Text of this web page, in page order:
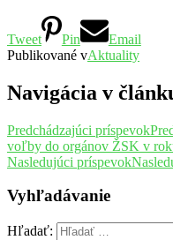
Tweet Pin
Email
Publikované vAktuality
Navigácia v
Predchádzajúci príspevok
voľby do orgánov ŽSK v
Nasledujúci príspevok
Vyhľadávanie
Hľadať: